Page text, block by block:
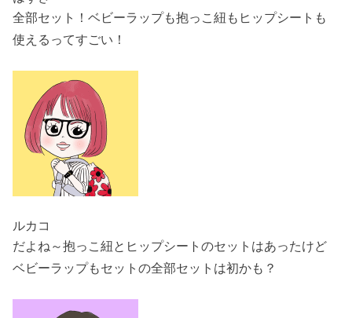
全部セット！ベビーラップも抱っこ紐もヒップシートも
使えるってすごい！
ルカコ
だよね～抱っこ紐とヒップシートのセットはあったけど
ベビーラップもセットの全部セットは初かも？